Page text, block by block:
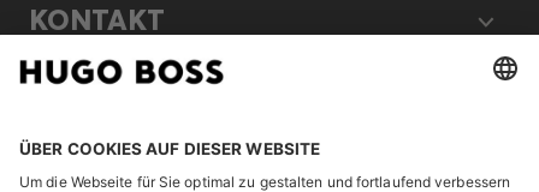
KONTAKT